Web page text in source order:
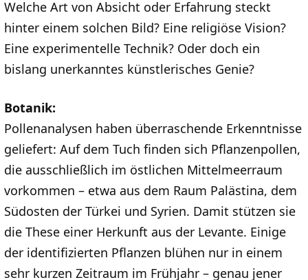
Welche Art von Absicht oder Erfahrung steckt
hinter einem solchen Bild? Eine religiöse Vision?
Eine experimentelle Technik? Oder doch ein
bislang unerkanntes künstlerisches Genie?
Botanik:
Pollenanalysen haben überraschende Erkenntnisse
geliefert: Auf dem Tuch finden sich Pflanzenpollen,
die ausschließlich im östlichen Mittelmeerraum
vorkommen – etwa aus dem Raum Palästina, dem
Südosten der Türkei und Syrien. Damit stützen sie
die These einer Herkunft aus der Levante. Einige
der identifizierten Pflanzen blühen nur in einem
sehr kurzen Zeitraum im Frühjahr – genau jener